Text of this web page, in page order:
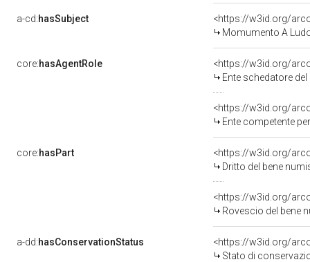
a-cd:hasSubject
<https://w3id.org/
Momumento A
core:hasAgentRole
<https://w3id.org/
Ente schedatore del bene
<https://w3id.org/
Ente competente
core:hasPart
<https://w3id.org/
Dritto del bene
<https://w3id.org/
Rovescio del bene
a-dd:hasConservationStatus
<https://w3id.org/
Stato di